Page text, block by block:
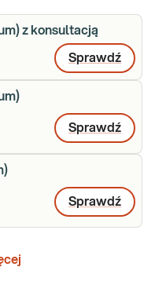
z konsultacją
Sprawdź
Sprawdź
Sprawdź